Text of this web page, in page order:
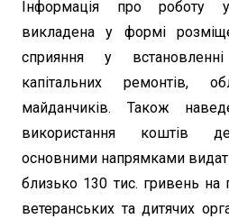
Інформація про роботу
викладена у формі
сприяння у
капітальних ремонтів,
майданчиків. Також
використання коштів
основними напрямками
близько 130 тис. гривень на
ветеранських та дитячих